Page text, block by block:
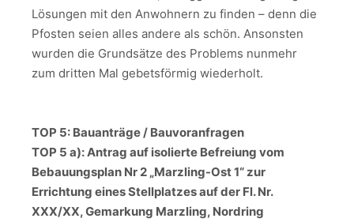
Lösungen mit den Anwohnern zu finden – denn die
Pfosten seien alles andere als schön. Ansonsten
wurden die Grundsätze des Problems nunmehr
zum dritten Mal gebetsförmig wiederholt.
TOP 5: Bauanträge / Bauvoranfragen
TOP 5 a): Antrag auf isolierte Befreiung vom
Bebauungsplan Nr 2 „Marzling-Ost 1“ zur
Errichtung eines Stellplatzes auf der Fl. Nr.
XXX/XX, Gemarkung Marzling, Nordring